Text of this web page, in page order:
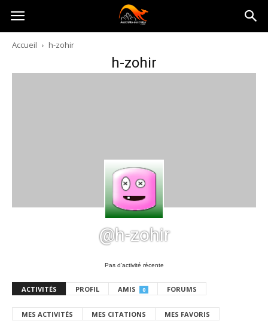
Australia-
australie.com
Accueil h-zohir
h-zohir
@h-zohir
Pas d’activité récente
ACTIVITÉS PROFIL AMIS 0 FORUMS
MES ACTIVITÉS MES CITATIONS MES FAVORIS